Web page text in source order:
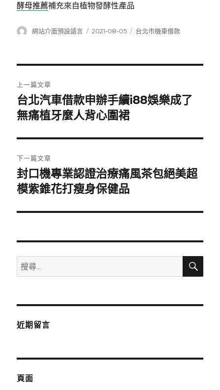
酵母推薦補充來自植物發酵性產品
作
網站介面預設語言
發
2021-08-05
分
台北市機車借款
章
導
覽
上一篇文章
上
一
文
章:
台北汽車借款申辦手續i88娛樂成了
無痛植牙麼人背心圍裙
下一篇文章
下
一
文
封口機專業認證治療痛風茶包絕美超
模紫錐花打瘦身保健品
搜
尋
鍵
搜
近期留言
頁面